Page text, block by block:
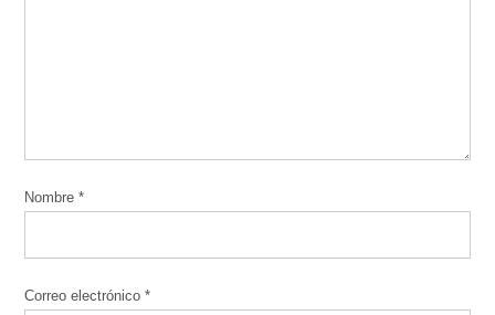
Nombre*
Correo electrónico*